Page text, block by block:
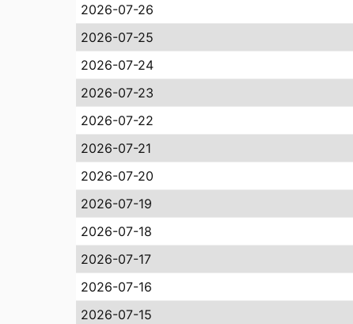
2026-07-26
2026-07-25
2026-07-24
2026-07-23
2026-07-22
2026-07-21
2026-07-20
2026-07-19
2026-07-18
2026-07-17
2026-07-16
2026-07-15